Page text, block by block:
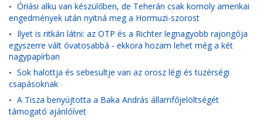
• Óriási alku van készülőben, de Teherán csak komoly amerikai
engedmények után nyitná meg a Hormuzi-szorost
• Ilyet is ritkán látni: az OTP és a Richter legnagyobb rajongója
egyszerre vált óvatosabbá - ekkora hozam lehet még a két
nagypapírban
• Sok halottja és sebesültje van az orosz légi és tüzérségi
csapásoknak
• A Tisza benyújtotta a Baka András államfőjelöltségét
támogató ajánlóívet